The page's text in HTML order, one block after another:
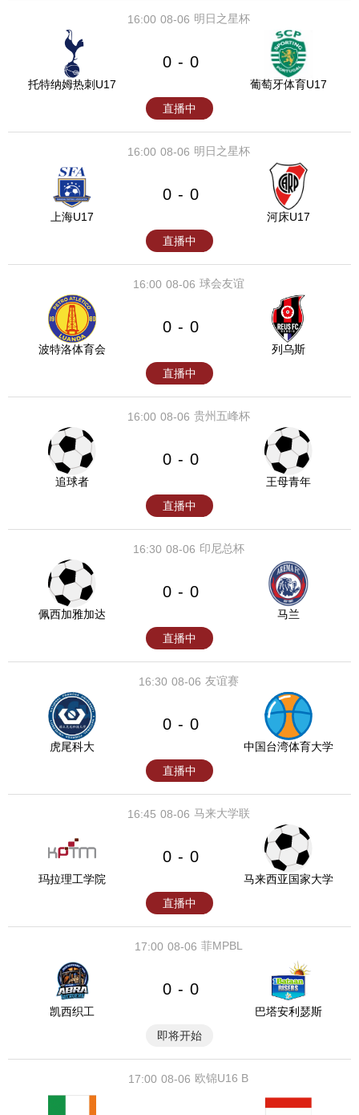
08-06
16:00 明日之星杯
托特纳姆热刺U17
0 - 0
葡萄牙体育U17
直播中
08-06
16:00 明日之星杯
上海U17
0 - 0
河床U17
直播中
08-06
16:00 球会友谊
波特洛体育会
0 - 0
列乌斯
直播中
08-06
16:00 贵州五峰杯
追球者
0 - 0
王母青年
直播中
08-06
16:30 印尼总杯
佩西加雅加达
0 - 0
马兰
直播中
08-06
16:30 友谊赛
虎尾科大
0 - 0
中国台湾体育大学
直播中
08-06
16:45 马来大学联
玛拉理工学院
0 - 0
马来西亚国家大学
直播中
08-06
17:00 菲MPBL
凯西织工
0 - 0
巴塔安利瑟斯
即将开始
08-06
17:00 欧锦U16 B